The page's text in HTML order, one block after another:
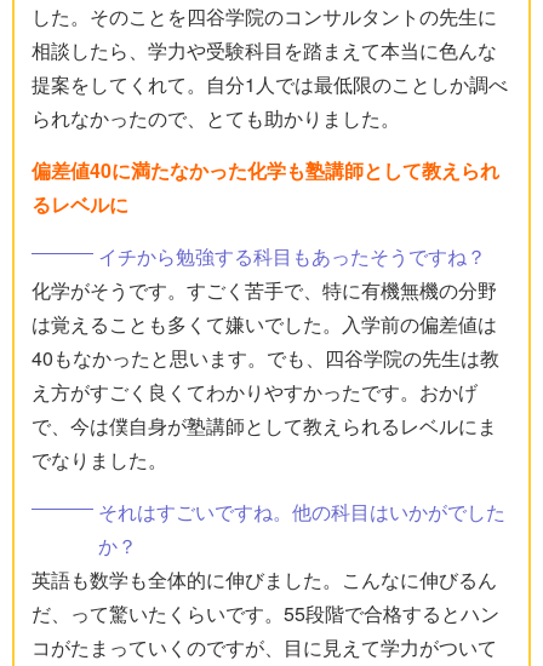
した。そのことを四谷学院のコンサルタントの先生に
相談したら、学力や受験科目を踏まえて本当に色んな
提案をしてくれて。自分1人では最低限のことしか調べ
られなかったので、とても助かりました。
偏差値40に満たなかった化学も塾講師として教えられ
るレベルに
イチから勉強する科目もあったそうですね？
化学がそうです。すごく苦手で、特に有機無機の分野
は覚えることも多くて嫌いでした。入学前の偏差値は
40もなかったと思います。でも、四谷学院の先生は教
え方がすごく良くてわかりやすかったです。おかげ
で、今は僕自身が塾講師として教えられるレベルにま
でなりました。
それはすごいですね。他の科目はいかがでした
か？
英語も数学も全体的に伸びました。こんなに伸びるん
だ、って驚いたくらいです。55段階で合格するとハン
コがたまっていくのですが、目に見えて学力がついて